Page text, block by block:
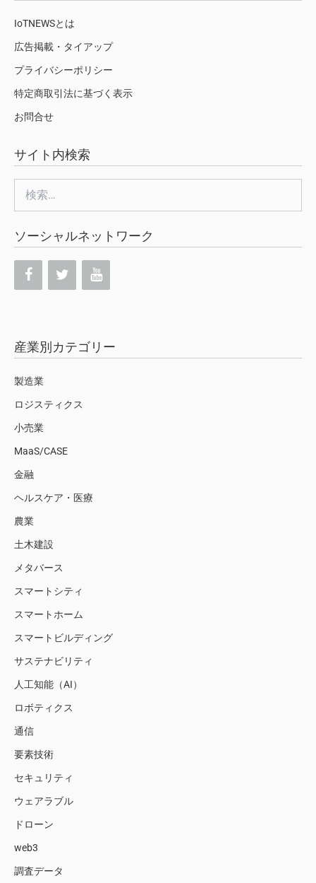
IoTNEWSとは
広告掲載・タイアップ
プライバシーポリシー
特定商取引法に基づく表示
お問合せ
サイト内検索
索:
ソーシャルネットワーク
産業別カテゴリー
製造業
ロジスティクス
小売業
MaaS/CASE
金融
ヘルスケア・医療
農業
土木建設
メタバース
スマートシティ
スマートホーム
スマートビルディング
サステナビリティ
人工知能（AI）
ロボティクス
通信
要素技術
セキュリティ
ウェアラブル
ドローン
web3
調査データ